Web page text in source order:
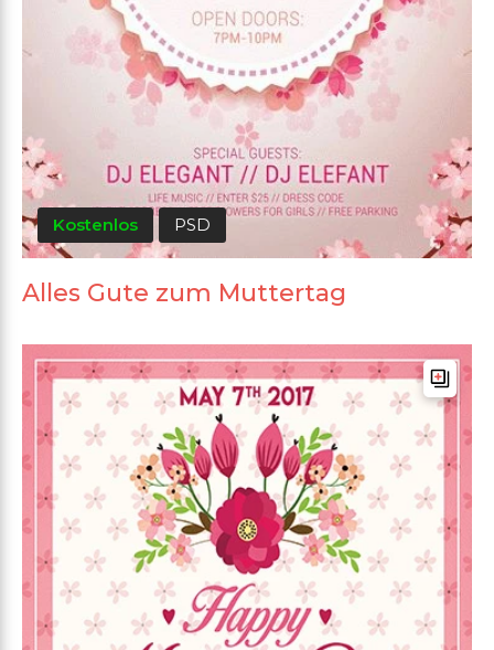
Kostenlos PSD
Alles Gute zum Muttertag